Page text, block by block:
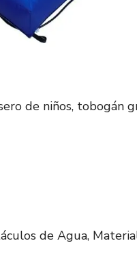
de niños, tobogán
de Agua,